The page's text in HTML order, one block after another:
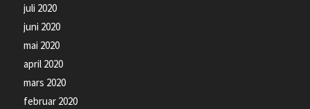
juli 2020
juni 2020
mai 2020
april 2020
mars 2020
februar 2020